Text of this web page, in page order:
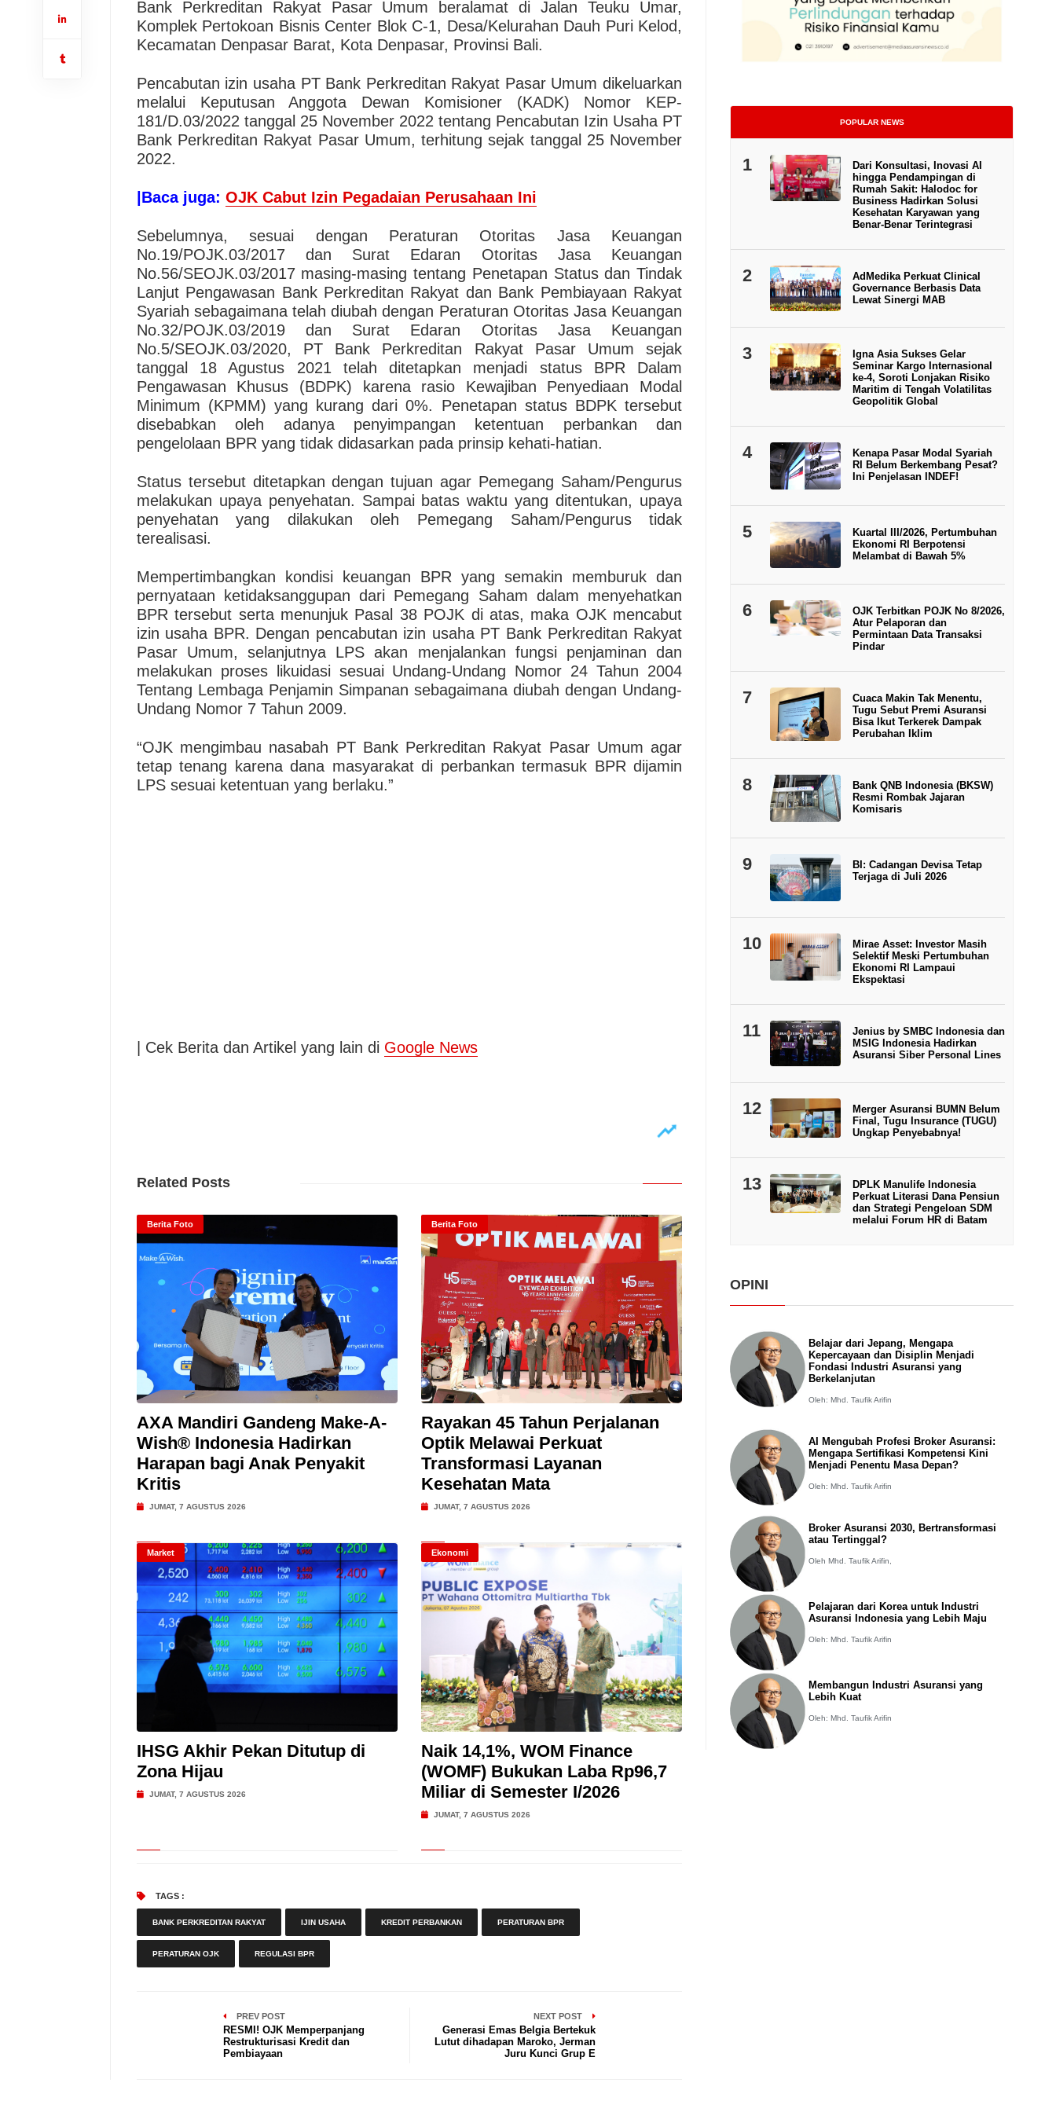
Bank Perkreditan Rakyat Pasar Umum beralamat di Jalan Teuku Umar,
Komplek Pertokoan Bisnis Center Blok C-1, Desa/Kelurahan Dauh Puri Kelod,
Kecamatan Denpasar Barat, Kota Denpasar, Provinsi Bali.
Pencabutan izin usaha PT Bank Perkreditan Rakyat Pasar Umum dikeluarkan
melalui Keputusan Anggota Dewan Komisioner (KADK) Nomor KEP-
181/D.03/2022 tanggal 25 November 2022 tentang Pencabutan Izin Usaha PT
Bank Perkreditan Rakyat Pasar Umum, terhitung sejak tanggal 25 November
2022.
|Baca juga: OJK Cabut Izin Pegadaian Perusahaan Ini
Sebelumnya, sesuai dengan Peraturan Otoritas Jasa Keuangan
No.19/POJK.03/2017 dan Surat Edaran Otoritas Jasa Keuangan
No.56/SEOJK.03/2017 masing-masing tentang Penetapan Status dan Tindak
Lanjut Pengawasan Bank Perkreditan Rakyat dan Bank Pembiayaan Rakyat
Syariah sebagaimana telah diubah dengan Peraturan Otoritas Jasa Keuangan
No.32/POJK.03/2019 dan Surat Edaran Otoritas Jasa Keuangan
No.5/SEOJK.03/2020, PT Bank Perkreditan Rakyat Pasar Umum sejak
tanggal 18 Agustus 2021 telah ditetapkan menjadi status BPR Dalam
Pengawasan Khusus (BDPK) karena rasio Kewajiban Penyediaan Modal
Minimum (KPMM) yang kurang dari 0%. Penetapan status BDPK tersebut
disebabkan oleh adanya penyimpangan ketentuan perbankan dan
pengelolaan BPR yang tidak didasarkan pada prinsip kehati-hatian.
Status tersebut ditetapkan dengan tujuan agar Pemegang Saham/Pengurus
melakukan upaya penyehatan. Sampai batas waktu yang ditentukan, upaya
penyehatan yang dilakukan oleh Pemegang Saham/Pengurus tidak
terealisasi.
Mempertimbangkan kondisi keuangan BPR yang semakin memburuk dan
pernyataan ketidaksanggupan dari Pemegang Saham dalam menyehatkan
BPR tersebut serta menunjuk Pasal 38 POJK di atas, maka OJK mencabut
izin usaha BPR. Dengan pencabutan izin usaha PT Bank Perkreditan Rakyat
Pasar Umum, selanjutnya LPS akan menjalankan fungsi penjaminan dan
melakukan proses likuidasi sesuai Undang-Undang Nomor 24 Tahun 2004
Tentang Lembaga Penjamin Simpanan sebagaimana diubah dengan Undang-
Undang Nomor 7 Tahun 2009.
“OJK mengimbau nasabah PT Bank Perkreditan Rakyat Pasar Umum agar
tetap tenang karena dana masyarakat di perbankan termasuk BPR dijamin
LPS sesuai ketentuan yang berlaku.”
| Cek Berita dan Artikel yang lain di Google News
Related Posts
Berita Foto
AXA Mandiri Gandeng Make-A-
Wish® Indonesia Hadirkan
Harapan bagi Anak Penyakit
Kritis
JUMAT, 7 AGUSTUS 2026
Berita Foto
Rayakan 45 Tahun Perjalanan
Optik Melawai Perkuat
Transformasi Layanan
Kesehatan Mata
JUMAT, 7 AGUSTUS 2026
Market
IHSG Akhir Pekan Ditutup di
Zona Hijau
JUMAT, 7 AGUSTUS 2026
Ekonomi
Naik 14,1%, WOM Finance
(WOMF) Bukukan Laba Rp96,7
Miliar di Semester I/2026
JUMAT, 7 AGUSTUS 2026
TAGS :
BANK PERKREDITAN RAKYAT IJIN USAHA KREDIT PERBANKAN PERATURAN BPR
PERATURAN OJK REGULASI BPR
PREV POST
RESMI! OJK Memperpanjang
Restrukturisasi Kredit dan
Pembiayaan
NEXT POST
Generasi Emas Belgia Bertekuk
Lutut dihadapan Maroko, Jerman
Juru Kunci Grup E
POPULAR NEWS
1
Dari Konsultasi, Inovasi AI
hingga Pendampingan di
Rumah Sakit: Halodoc for
Business Hadirkan Solusi
Kesehatan Karyawan yang
Benar-Benar Terintegrasi
2
AdMedika Perkuat Clinical
Governance Berbasis Data
Lewat Sinergi MAB
3
Igna Asia Sukses Gelar
Seminar Kargo Internasional
ke-4, Soroti Lonjakan Risiko
Maritim di Tengah Volatilitas
Geopolitik Global
4
Kenapa Pasar Modal Syariah
RI Belum Berkembang Pesat?
Ini Penjelasan INDEF!
5
Kuartal III/2026, Pertumbuhan
Ekonomi RI Berpotensi
Melambat di Bawah 5%
6
OJK Terbitkan POJK No 8/2026,
Atur Pelaporan dan
Permintaan Data Transaksi
Pindar
7
Cuaca Makin Tak Menentu,
Tugu Sebut Premi Asuransi
Bisa Ikut Terkerek Dampak
Perubahan Iklim
8
Bank QNB Indonesia (BKSW)
Resmi Rombak Jajaran
Komisaris
9
BI: Cadangan Devisa Tetap
Terjaga di Juli 2026
10
Mirae Asset: Investor Masih
Selektif Meski Pertumbuhan
Ekonomi RI Lampaui
Ekspektasi
11
Jenius by SMBC Indonesia dan
MSIG Indonesia Hadirkan
Asuransi Siber Personal Lines
12
Merger Asuransi BUMN Belum
Final, Tugu Insurance (TUGU)
Ungkap Penyebabnya!
13
DPLK Manulife Indonesia
Perkuat Literasi Dana Pensiun
dan Strategi Pengeloan SDM
melalui Forum HR di Batam
OPINI
Belajar dari Jepang, Mengapa
Kepercayaan dan Disiplin Menjadi
Fondasi Industri Asuransi yang
Berkelanjutan
Oleh: Mhd. Taufik Arifin
AI Mengubah Profesi Broker Asuransi:
Mengapa Sertifikasi Kompetensi Kini
Menjadi Penentu Masa Depan?
Oleh: Mhd. Taufik Arifin
Broker Asuransi 2030, Bertransformasi
atau Tertinggal?
Oleh Mhd. Taufik Arifin,
Pelajaran dari Korea untuk Industri
Asuransi Indonesia yang Lebih Maju
Oleh: Mhd. Taufik Arifin
Membangun Industri Asuransi yang
Lebih Kuat
Oleh: Mhd. Taufik Arifin